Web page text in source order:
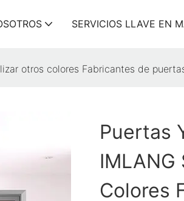
SERVICIOS LLAVE EN
otros colores Fabricantes de
Puertas
IMLANG
Colores